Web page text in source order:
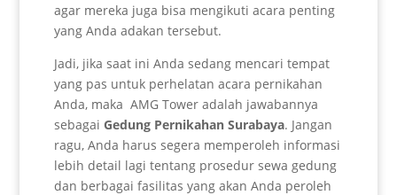
agar mereka juga bisa mengikuti acara penting
yang Anda adakan tersebut.
Jadi, jika saat ini Anda sedang mencari tempat
yang pas untuk perhelatan acara pernikahan
Anda, maka AMG Tower adalah jawabannya
sebagai Gedung Pernikahan Surabaya. Jangan
ragu, Anda harus segera memperoleh informasi
lebih detail lagi tentang prosedur sewa gedung
dan berbagai fasilitas yang akan Anda peroleh